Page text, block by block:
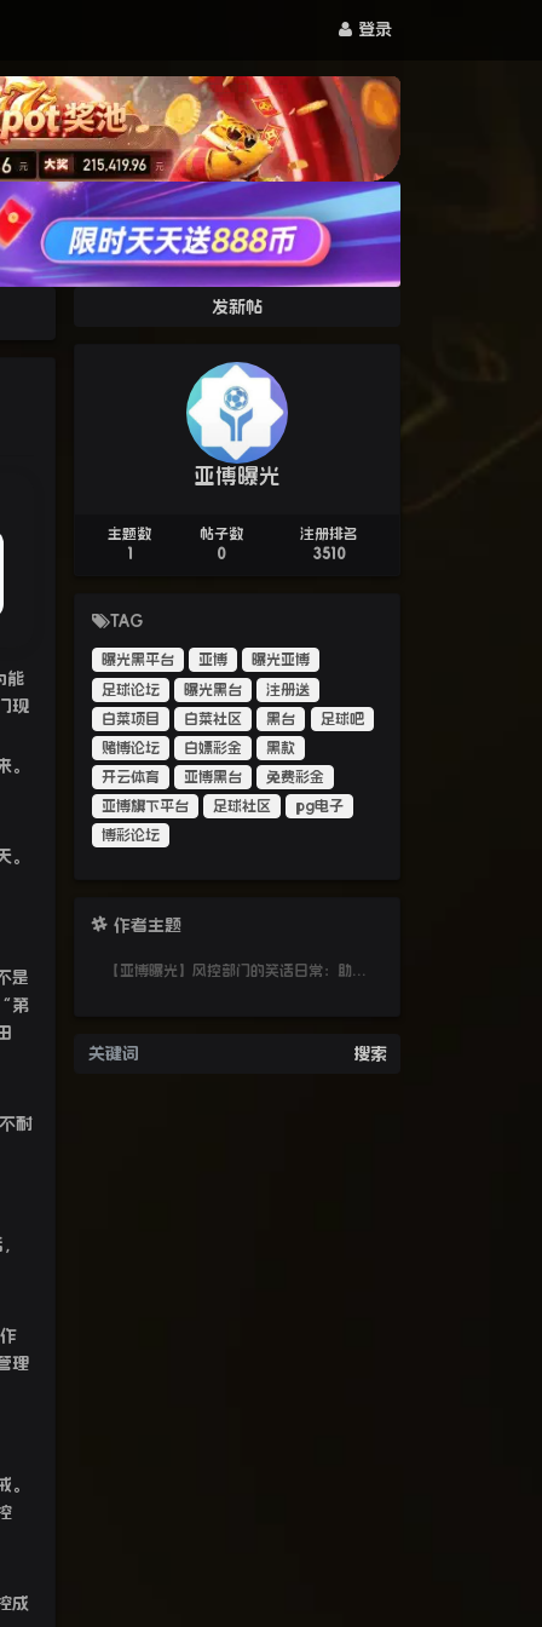
登录
能
现
。
。
是
第
耐
理
。
成
发新帖
亚博曝光
主题数
帖子数
0
注册排名
3510
TAG
曝光黑平台 亚博 曝光亚博
足球论坛 曝光黑台 注册送
白菜项目 白菜社区 黑台 足球吧
赌博论坛 白嫖彩金 黑款
开云体育 亚博黑台 免费彩金
亚博旗下平台 足球社区 pg电子
博彩论坛
作者主题
搜索